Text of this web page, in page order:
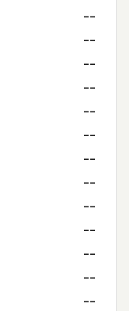
--
--
--
--
--
--
--
--
--
--
--
--
--